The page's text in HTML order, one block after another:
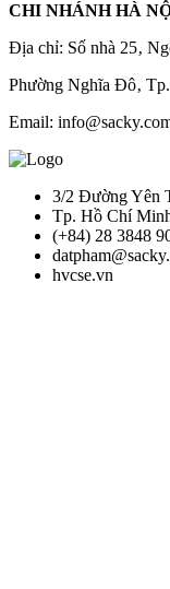
CHI NHÁNH HÀ
Địa chỉ: Số nhà 25‚
Phường Nghĩa Đô‚
Email:
3/2 Đường Yên
Tp. Hồ Chí
(+84) 28 3848
hvcse.vn